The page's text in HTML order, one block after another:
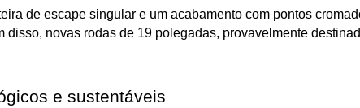
de escape singular e um acabamento com pontos
disso, novas rodas de 19 polegadas, provavelmente
e sustentáveis